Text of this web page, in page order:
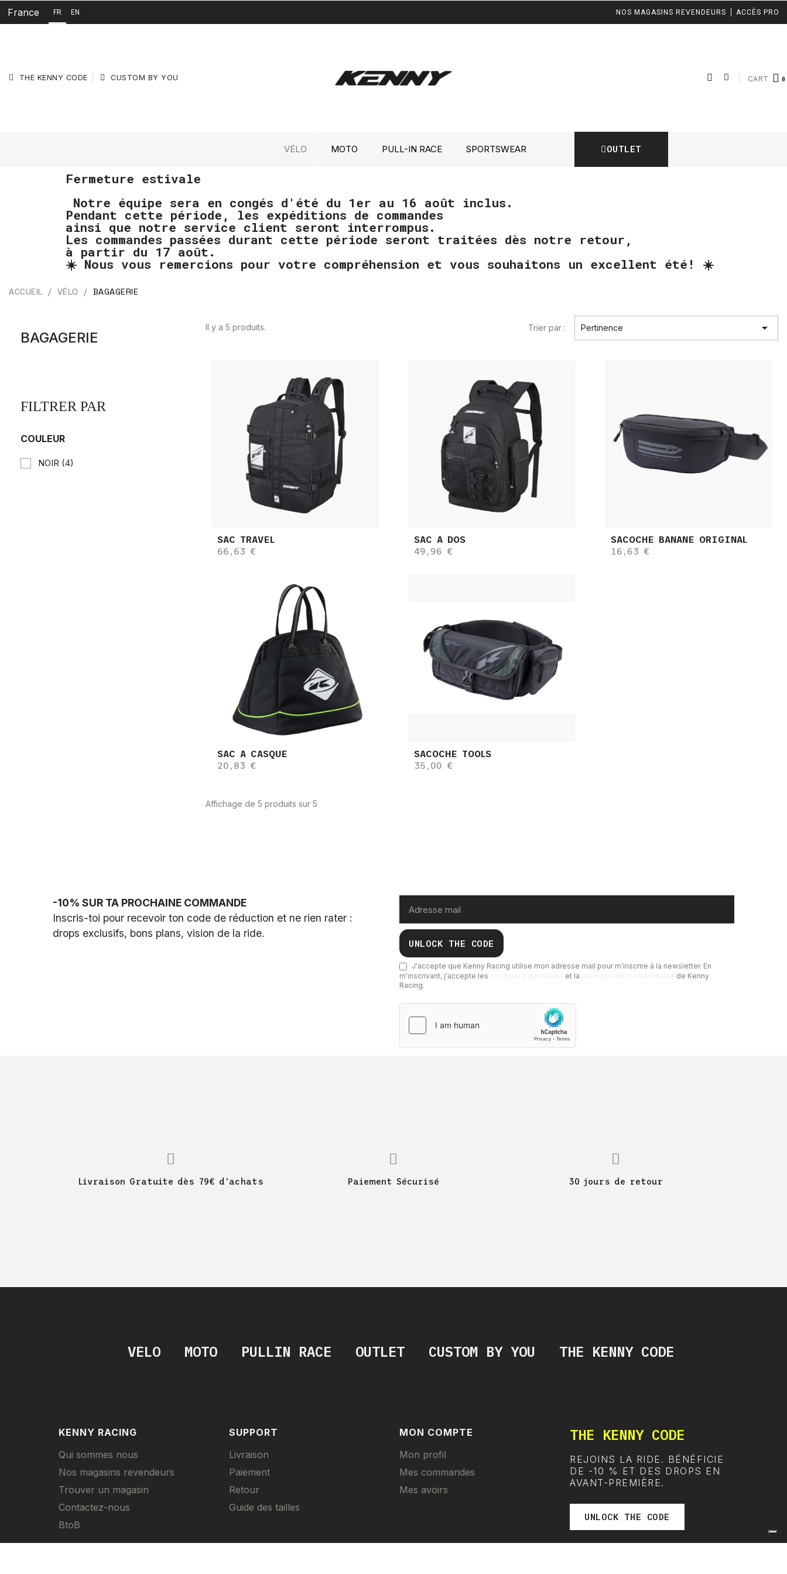
France FR EN NOS MAGASINS REVENDEURS ACCÈS PRO
THE KENNY CODE CUSTOM BY YOU CART
VÉLO MOTO PULL-IN RACE SPORTSWEAR OUTLET
Fermeture estivale
Notre équipe sera en congés d'été du 1er au 16 août inclus.
Pendant cette période, les expéditions de commandes
ainsi que notre service client seront interrompus.
Les commandes passées durant cette période seront traitées dès notre retour,
à partir du 17 août.
☀️ Nous vous remercions pour votre compréhension et vous souhaitons un excellent été! ☀️
ACCUEIL VÉLO BAGAGERIE
BAGAGERIE
FILTRER PAR
COULEUR
NOIR (4)
Il y a 5 produits. Trier par : Pertinence 
SAC TRAVEL
66,63 €
SAC A DOS
49,96 €
SACOCHE BANANE ORIGINAL
16,63 €
SAC A CASQUE
20,83 €
SACOCHE TOOLS
35,00 €
Affichage de 5 produits sur 5
-10% SUR TA PROCHAINE COMMANDE
Inscris-toi pour recevoir ton code de réduction et ne rien rater :
drops exclusifs, bons plans, vision de la ride.
UNLOCK THE CODE
J'accepte que Kenny Racing utilise mon adresse mail pour m'inscrire à la newsletter. En
m'inscrivant, j'accepte les et la
de Kenny
Racing.
Livraison Gratuite dès 79€ d'achats Paiement Sécurisé 30 jours de retour
VÉLO MOTO PULLIN RACE OUTLET CUSTOM BY YOU THE KENNY CODE
KENNY RACING
Qui sommes nous
Nos magasins revendeurs
Trouver un magasin
Contactez-nous
BtoB
SUPPORT
Livraison
Paiement
Retour
Guide des tailles
MON COMPTE
Mon profil
Mes commandes
Mes avoirs
THE KENNY CODE
REJOINS LA RIDE. BÉNÉFICIE
DE -10 % ET DES DROPS EN
AVANT-PREMIÈRE.
UNLOCK THE CODE